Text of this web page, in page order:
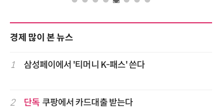
경제 많이 본 뉴스
1 삼성페이에서 '티머니 K-패스' 쓴다
2 단독 쿠팡에서 카드대출 받는다